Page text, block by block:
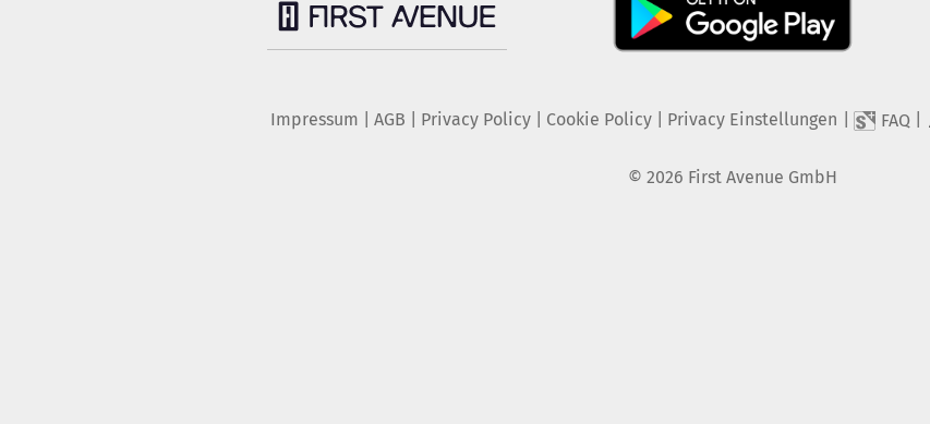
Impressum AGB Privacy Policy| Cookie Policy| Privacy Einstellungen FAQ
© 2026 First Avenue GmbH